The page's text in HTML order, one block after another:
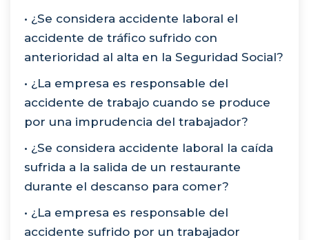
• ¿Se considera accidente laboral el
accidente de tráfico sufrido con
anterioridad al alta en la Seguridad Social?
• ¿La empresa es responsable del
accidente de trabajo cuando se produce
por una imprudencia del trabajador?
• ¿Se considera accidente laboral la caída
sufrida a la salida de un restaurante
durante el descanso para comer?
• ¿La empresa es responsable del
accidente sufrido por un trabajador